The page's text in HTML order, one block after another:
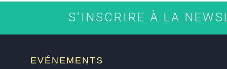
S'INSCRIRE À LA
EVÉNEMENTS